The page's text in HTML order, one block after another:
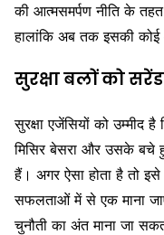
की आत्मसमर्पण नीति के
हालांकि अब तक इसकी कोई
सुरक्षा बलों को
सुरक्षा एजेंसियों को उम्मीद
मिसिर बेसरा और उसके बचे
हैं। अगर ऐसा होता है तो
सफलताओं में से एक माना
चुनौती का अंत माना जा